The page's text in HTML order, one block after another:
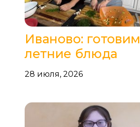
Иваново: готовим
летние блюда
28 июля, 2026